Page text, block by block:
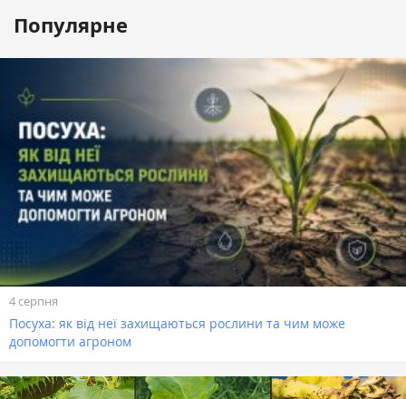
Популярне
4 серпня
Посуха: як від неї захищаються рослини та чим може
допомогти агроном